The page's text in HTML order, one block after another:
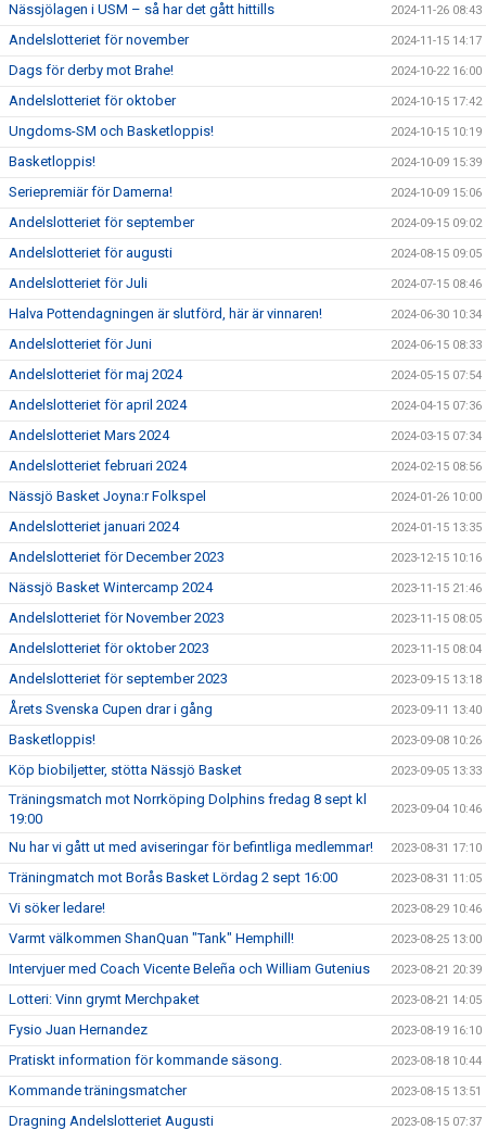
Nässjölagen i USM – så har det gått hittills 2024-11-26 08:43
Andelslotteriet för november 2024-11-15 14:17
Dags för derby mot Brahe! 2024-10-22 16:00
Andelslotteriet för oktober 2024-10-15 17:42
Ungdoms-SM och Basketloppis! 2024-10-15 10:19
Basketloppis! 2024-10-09 15:39
Seriepremiär för Damerna! 2024-10-09 15:06
Andelslotteriet för september 2024-09-15 09:02
Andelslotteriet för augusti 2024-08-15 09:05
Andelslotteriet för Juli 2024-07-15 08:46
Halva Pottendagningen är slutförd, här är vinnaren! 2024-06-30 10:34
Andelslotteriet för Juni 2024-06-15 08:33
Andelslotteriet för maj 2024 2024-05-15 07:54
Andelslotteriet för april 2024 2024-04-15 07:36
Andelslotteriet Mars 2024 2024-03-15 07:34
Andelslotteriet februari 2024 2024-02-15 08:56
Nässjö Basket Joyna:r Folkspel 2024-01-26 10:00
Andelslotteriet januari 2024 2024-01-15 13:35
Andelslotteriet för December 2023 2023-12-15 10:16
Nässjö Basket Wintercamp 2024 2023-11-15 21:46
Andelslotteriet för November 2023 2023-11-15 08:05
Andelslotteriet för oktober 2023 2023-11-15 08:04
Andelslotteriet för september 2023 2023-09-15 13:18
Årets Svenska Cupen drar i gång 2023-09-11 13:40
Basketloppis! 2023-09-08 10:26
Köp biobiljetter, stötta Nässjö Basket 2023-09-05 13:33
Träningsmatch mot Norrköping Dolphins fredag 8 sept kl
19:00
2023-09-04 10:46
Nu har vi gått ut med aviseringar för befintliga medlemmar! 2023-08-31 17:10
Träningmatch mot Borås Basket Lördag 2 sept 16:00 2023-08-31 11:05
Vi söker ledare! 2023-08-29 10:46
Varmt välkommen ShanQuan "Tank" Hemphill! 2023-08-25 13:00
Intervjuer med Coach Vicente Beleña och William Gutenius 2023-08-21 20:39
Lotteri: Vinn grymt Merchpaket 2023-08-21 14:05
Fysio Juan Hernandez 2023-08-19 16:10
Pratiskt information för kommande säsong. 2023-08-18 10:44
Kommande träningsmatcher 2023-08-15 13:51
Dragning Andelslotteriet Augusti 2023-08-15 07:37